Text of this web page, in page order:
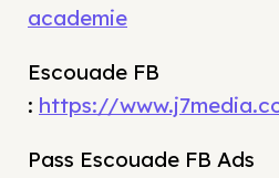
academie
Escouade FB
: https://
Pass Escouade FB Ads